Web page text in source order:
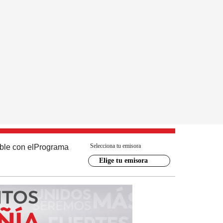
con el Programa Selecciona tu emisora
Elige tu emisora